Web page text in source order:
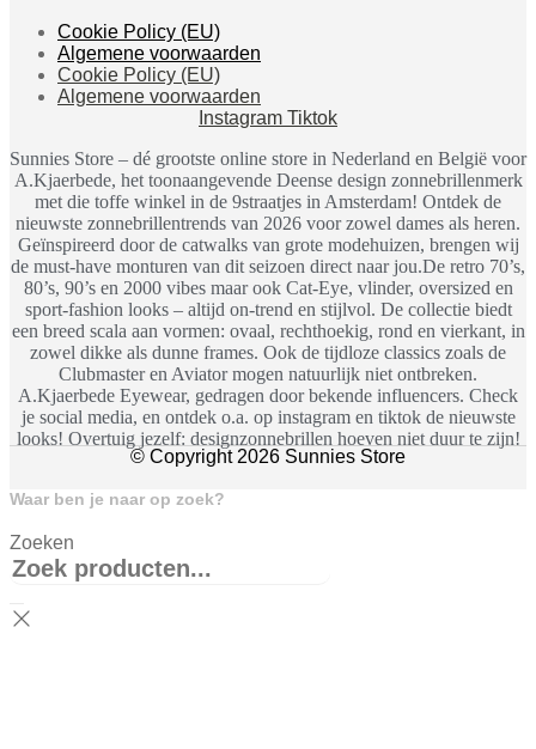
Cookie Policy (EU)
Algemene voorwaarden
Cookie Policy (EU)
Algemene voorwaarden
Instagram Tiktok
Sunnies Store – dé grootste online store in Nederland en België voor
A.Kjaerbede, het toonaangevende Deense design zonnebrillenmerk
met die toffe winkel in de 9straatjes in Amsterdam! Ontdek de
nieuwste zonnebrillentrends van 2026 voor zowel dames als heren.
Geïnspireerd door de catwalks van grote modehuizen, brengen wij
de must-have monturen van dit seizoen direct naar jou.De retro 70’s,
80’s, 90’s en 2000 vibes maar ook Cat-Eye, vlinder, oversized en
sport-fashion looks – altijd on-trend en stijlvol. De collectie biedt
een breed scala aan vormen: ovaal, rechthoekig, rond en vierkant, in
zowel dikke als dunne frames. Ook de tijdloze classics zoals de
Clubmaster en Aviator mogen natuurlijk niet ontbreken.
A.Kjaerbede Eyewear, gedragen door bekende influencers. Check
je social media, en ontdek o.a. op instagram en tiktok de nieuwste
looks! Overtuig jezelf: designzonnebrillen hoeven niet duur te zijn!
© Copyright 2026 Sunnies Store
Waar ben je naar op zoek?
Zoeken